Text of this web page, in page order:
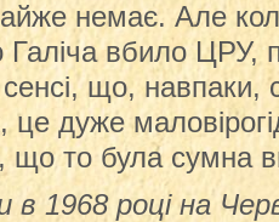
немає. Але
вбило ЦРУ,
що, навпаки,
дуже
що то була сумна
1968 році на